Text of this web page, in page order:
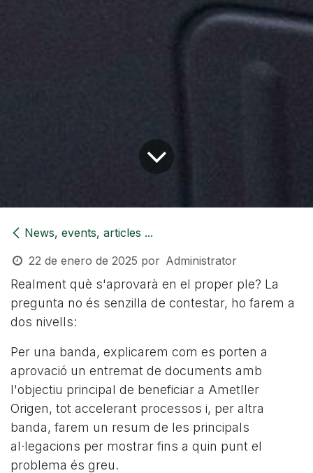
News, events, articles ...
22 de enero de 2025 por Administrator
Realment què s'aprovarà en el proper ple? La
pregunta no és senzilla de contestar, ho farem a
dos nivells:
Per una banda, explicarem com es porten a
aprovació un entremat de documents amb
l'objectiu principal de beneficiar a Ametller
Origen, tot accelerant processos i, per altra
banda, farem un resum de les principals
al·legacions per mostrar fins a quin punt el
problema és greu.